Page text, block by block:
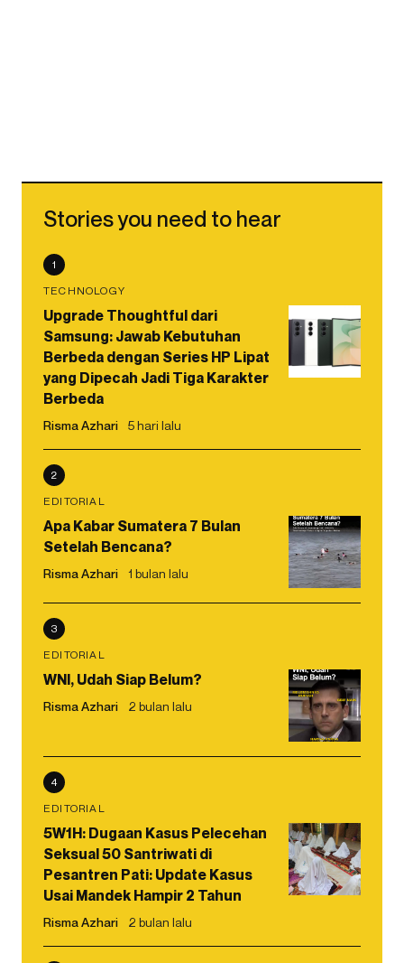
Stories you need to hear
1
TECHNOLOGY
Upgrade Thoughtful dari
Samsung: Jawab Kebutuhan
Berbeda dengan Series HP Lipat
yang Dipecah Jadi Tiga Karakter
Berbeda
Risma Azhari 5 hari lalu
2
EDITORIAL
Apa Kabar Sumatera 7 Bulan
Setelah Bencana?
Risma Azhari 1 bulan lalu
3
EDITORIAL
WNI, Udah Siap Belum?
Risma Azhari 2 bulan lalu
4
EDITORIAL
5W1H: Dugaan Kasus Pelecehan
Seksual 50 Santriwati di
Pesantren Pati: Update Kasus
Usai Mandek Hampir 2 Tahun
Risma Azhari 2 bulan lalu